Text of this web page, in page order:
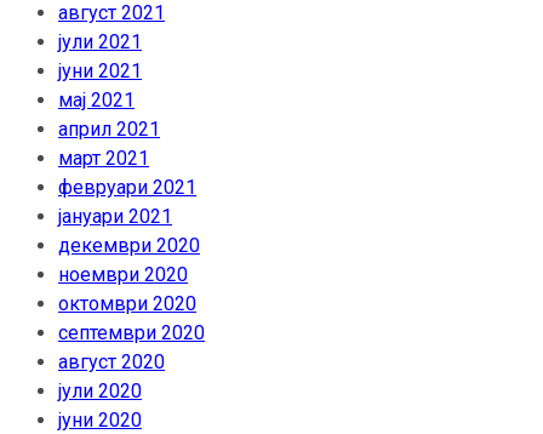
август 2021
јули 2021
јуни 2021
мај 2021
април 2021
март 2021
февруари 2021
јануари 2021
декември 2020
ноември 2020
октомври 2020
септември 2020
август 2020
јули 2020
јуни 2020